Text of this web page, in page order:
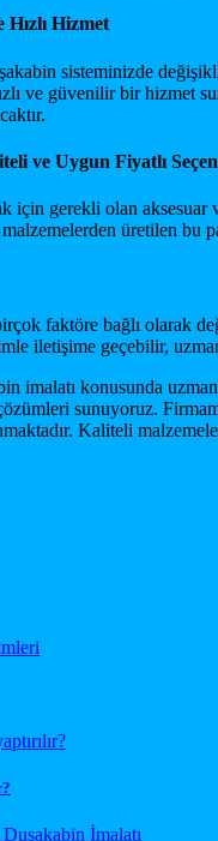
Hizmet
sisteminizde
ve güvenilir bir hizmet
ve Uygun Fiyatlı
için gerekli olan
üretilen bu
faktöre bağlı olarak
iletişime geçebilir,
imalatı konusunda
sunuyoruz.
Kaliteli